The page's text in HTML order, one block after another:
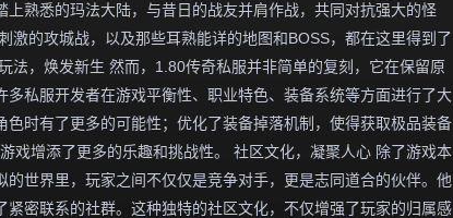
熟悉的玛法大陆，与昔日的战友并肩作战，共同对抗强大的怪
的攻城战，以及那些耳熟能详的地图和BOSS，都在这里得到了
法，焕发新生 然而，1.80传奇私服并非简单的复刻，它在保留原
私服开发者在游戏平衡性、职业特色、装备系统等方面进行了大
时有了更多的可能性；优化了装备掉落机制，使得获取极品装备
戏增添了更多的乐趣和挑战性。 社区文化，凝聚人心 除了游戏本
世界里，玩家之间不仅仅是竞争对手，更是志同道合的伙伴。他
密联系的社群。这种独特的社区文化，不仅增强了玩家的归属感